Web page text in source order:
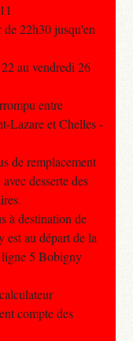
22h30 jusqu'en
au vendredi 26
entre
Lazare et Chelles -
de remplacement
desserte des
à destination de
est au départ de la
5 Bobigny
compte des